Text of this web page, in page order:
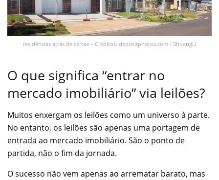
residências atrás de cercas – Créditos: depositphotos.com / ShuangLi
O que significa “entrar no
mercado imobiliário” via leilões?
Muitos enxergam os leilões como um universo à parte.
No entanto, os leilões são apenas uma portagem de
entrada ao mercado imobiliário. São o ponto de
partida, não o fim da jornada.
O sucesso não vem apenas ao arrematar barato, mas